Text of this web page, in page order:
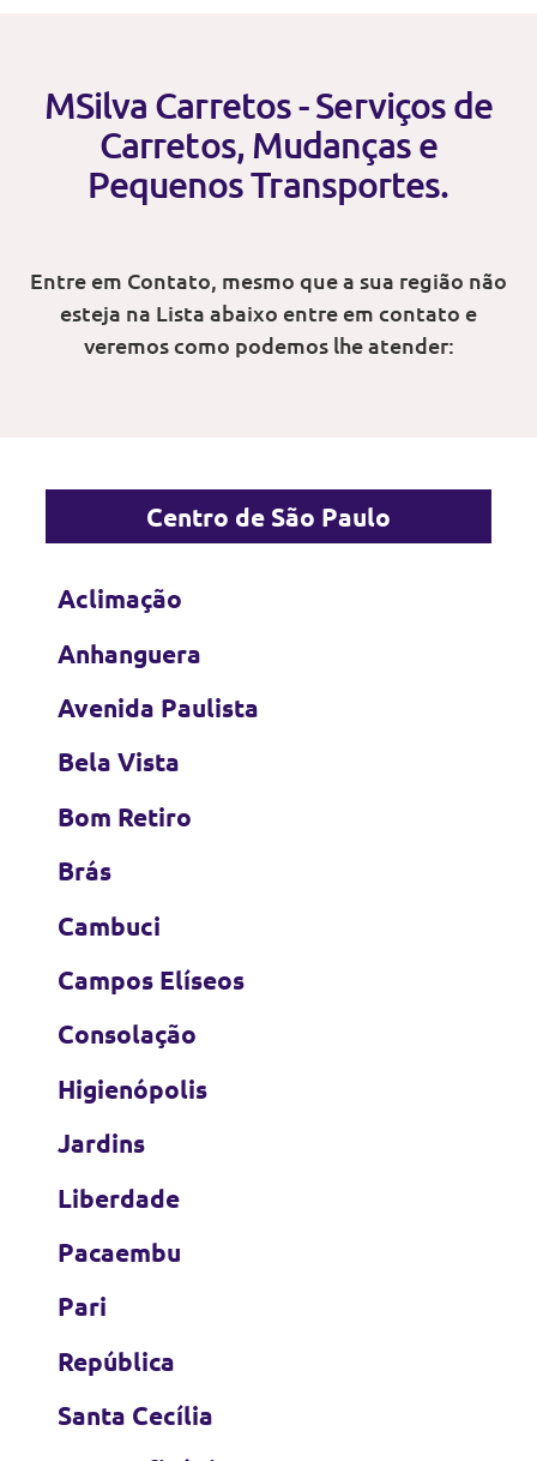
MSilva Carretos - Serviços de
Carretos, Mudanças e
Pequenos Transportes.
Entre em Contato, mesmo que a sua região não
esteja na Lista abaixo entre em contato e
veremos como podemos lhe atender:
Centro de São Paulo
Aclimação
Anhanguera
Avenida Paulista
Bela Vista
Bom Retiro
Brás
Cambuci
Campos Elíseos
Consolação
Higienópolis
Jardins
Liberdade
Pacaembu
Pari
República
Santa Cecília